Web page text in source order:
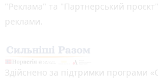
"Реклама" та "Партнерський
реклами.
Здійснено за підтримки програми